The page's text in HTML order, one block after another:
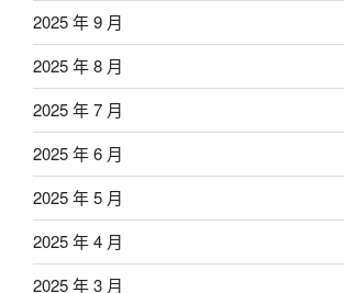
2025 年 9 月
2025 年 8 月
2025 年 7 月
2025 年 6 月
2025 年 5 月
2025 年 4 月
2025 年 3 月